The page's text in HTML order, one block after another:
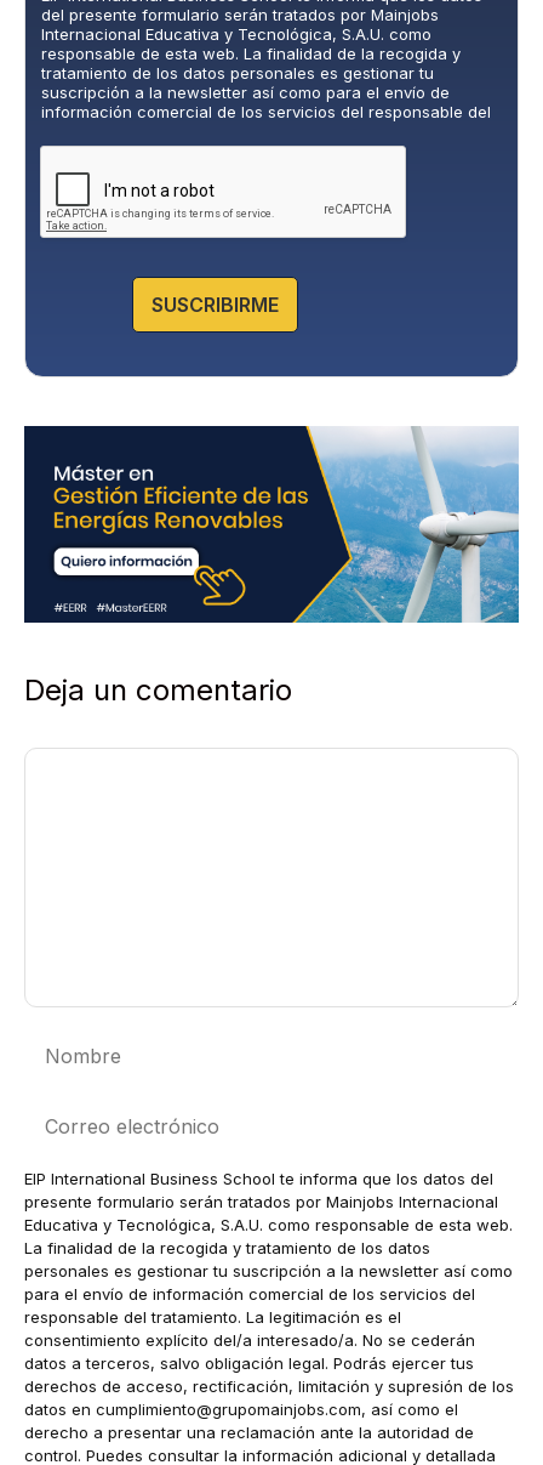
t
i
c
a
d
e
v
del presente formulario serán tratados por Mainjobs
Internacional Educativa y Tecnológica, S.A.U. como
responsable de esta web. La finalidad de la recogida y
tratamiento de los datos personales es gestionar tu
suscripción a la newsletter así como para el envío de
información comercial de los servicios del responsable del
del/a interesado/a. No se cederán datos a terceros, salvo
obligación legal. Podrás ejercer tus derechos de acceso,
rectificación, limitación y supresión de los datos en
cumplimiento@grupomainjobs.com
, así como el derecho a
presentar una reclamación ante la autoridad de control.
encontrarás en nuestra página web.
SUSCRIBIRME
Deja un comentario
Comentario
electrónico
EIP International Business School te informa que los datos del
presente formulario serán tratados por Mainjobs Internacional
Educativa y Tecnológica, S.A.U. como responsable de esta web.
La finalidad de la recogida y tratamiento de los datos
personales es gestionar tu suscripción a la newsletter así como
para el envío de información comercial de los servicios del
responsable del tratamiento. La legitimación es el
consentimiento explícito del/a interesado/a. No se cederán
datos a terceros, salvo obligación legal. Podrás ejercer tus
derechos de acceso, rectificación, limitación y supresión de los
datos en cumplimiento@grupomainjobs.com, así como el
derecho a presentar una reclamación ante la autoridad de
control. Puedes consultar la información adicional y detallada